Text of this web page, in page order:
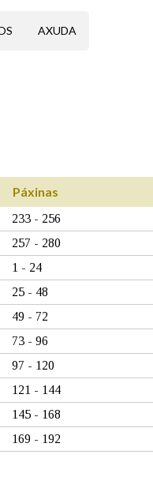
AXUDA
Páxinas
233 - 256
257 - 280
1 - 24
25 - 48
49 - 72
73 - 96
97 - 120
121 - 144
145 - 168
169 - 192